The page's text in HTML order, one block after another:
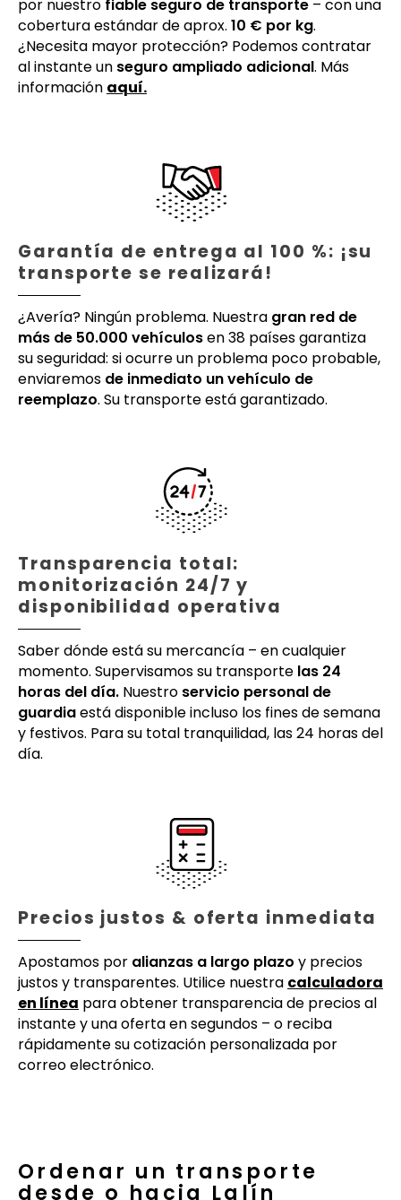
por nuestro fiable seguro de transporte – con una
cobertura estándar de aprox. 10 € por kg.
¿Necesita mayor protección? Podemos contratar
al instante un seguro ampliado adicional. Más
información aquí.
Garantía de entrega al 100 %: ¡su
transporte se realizará!
¿Avería? Ningún problema. Nuestra gran red de
más de 50.000 vehículosen 38 países garantiza
su seguridad: si ocurre un problema poco probable,
enviaremos de inmediato un vehículo de
reemplazo. Su transporte está garantizado.
Transparencia total:
monitorización 24/7 y
disponibilidad operativa
Saber dónde está su mercancía – en cualquier
momento. Supervisamos su transporte las 24
horas del día. Nuestro servicio personal de
guardiaestá disponible incluso los fines de semana
y festivos. Para su total tranquilidad, las 24 horas del
día.
Precios justos & oferta inmediata
Apostamos por alianzas a largo plazo y precios
justos y transparentes. Utilice nuestra calculadora
en línea para obtener transparencia de precios al
instante y una oferta en segundos – o reciba
rápidamente su cotización personalizada por
correo electrónico.
Ordenar un transporte
desde o hacia Lalín